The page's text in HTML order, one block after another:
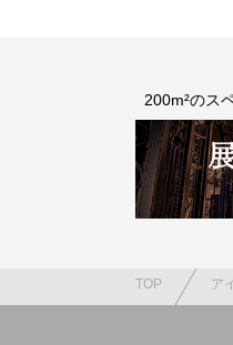
200m²のス
TOP ア